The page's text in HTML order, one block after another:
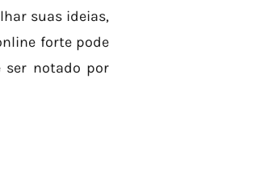
suas ideias,
forte pode
ser notado por